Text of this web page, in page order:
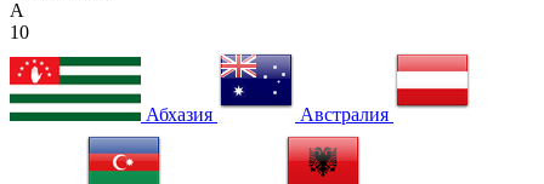
А
10
Абхазия Австралия